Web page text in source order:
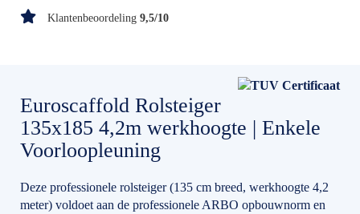
Klantenbeoordeling 9,5/10
Euroscaffold Rolsteiger
135x185 4,2m werkhoogte | Enkele
Voorloopleuning
Deze professionele rolsteiger (135 cm breed, werkhoogte 4,2
meter) voldoet aan de professionele ARBO opbouwnorm en